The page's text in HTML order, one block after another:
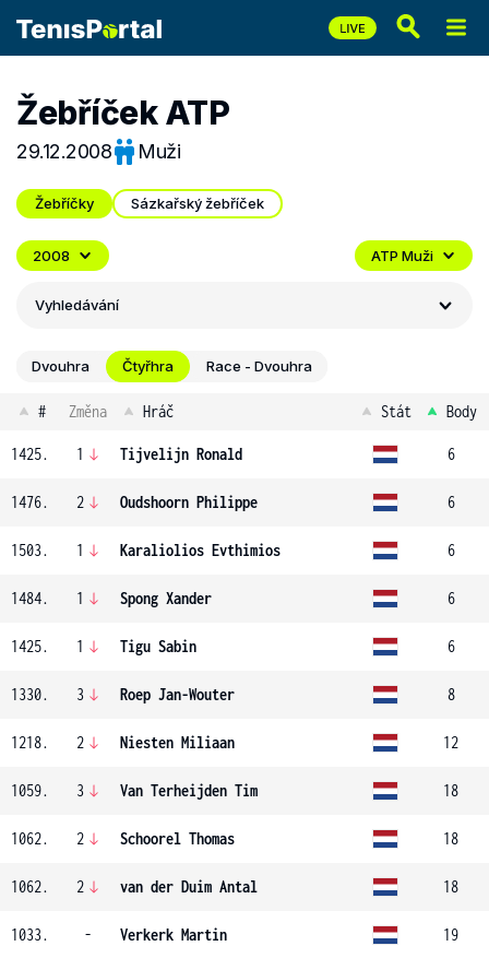
Žebříček ATP
29.12.2008 Muži
Žebříčky Sázkařský žebříček
2008 ATP Muži
Vyhledávání
Dvouhra Čtyřhra Race - Dvouhra
# Změna Hráč Stát Body
1425. 1 Tijvelijn Ronald 6
1476. 2 Oudshoorn Philippe 6
1503. 1 Karaliolios Evthimios 6
1484. 1 Spong Xander 6
1425. 1 Tigu Sabin 6
1330. 3 Roep Jan-Wouter 8
1218. 2 Niesten Miliaan 12
1059. 3 Van Terheijden Tim 18
1062. 2 Schoorel Thomas 18
1062. 2 van der Duim Antal 18
1033. - Verkerk Martin 19